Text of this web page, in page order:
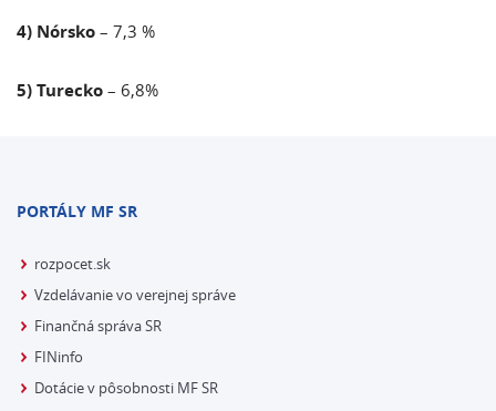
4) Nórsko – 7,3 %
5) Turecko – 6,8%
PORTÁLY MF SR
rozpocet.sk
Vzdelávanie vo verejnej správe
Finančná správa SR
FINinfo
Dotácie v pôsobnosti MF SR